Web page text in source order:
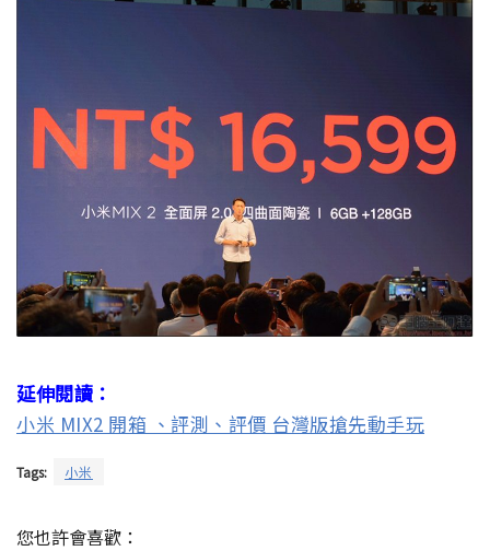
延伸閱讀：
小米 MIX2 開箱 、評測、評價 台灣版搶先動手玩
Tags: 小米
您也許會喜歡：